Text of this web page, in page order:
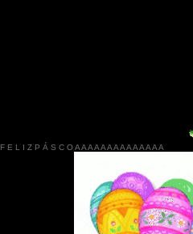
F E L I Z P Á S C O A A A A A A A A A A A A A A